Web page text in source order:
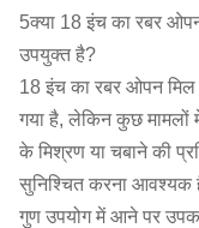
5क्या 18 इंच का रबर
उपयुक्त है?
18 इंच का रबर ओपन मिल
गया है, लेकिन कुछ मामलों
के मिश्रण या चबाने की
सुनिश्चित करना आवश्यक
गुण उपयोग में आने पर